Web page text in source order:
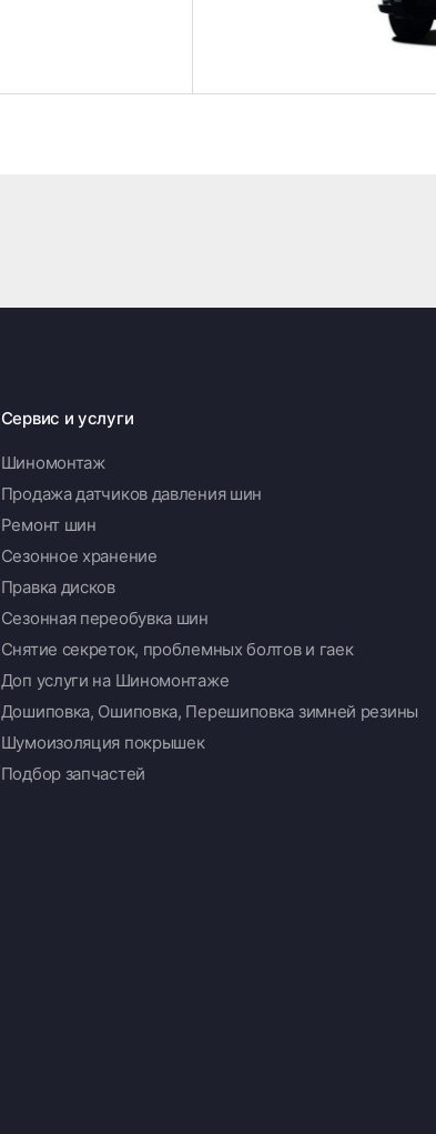
Сервис и услуги
Шиномонтаж
Продажа датчиков давления шин
Ремонт шин
Сезонное хранение
Правка дисков
Сезонная переобувка шин
Снятие секреток, проблемных болтов и гаек
Доп услуги на Шиномонтаже
Дошиповка, Ошиповка, Перешиповка зимней резины
Шумоизоляция покрышек
Подбор запчастей